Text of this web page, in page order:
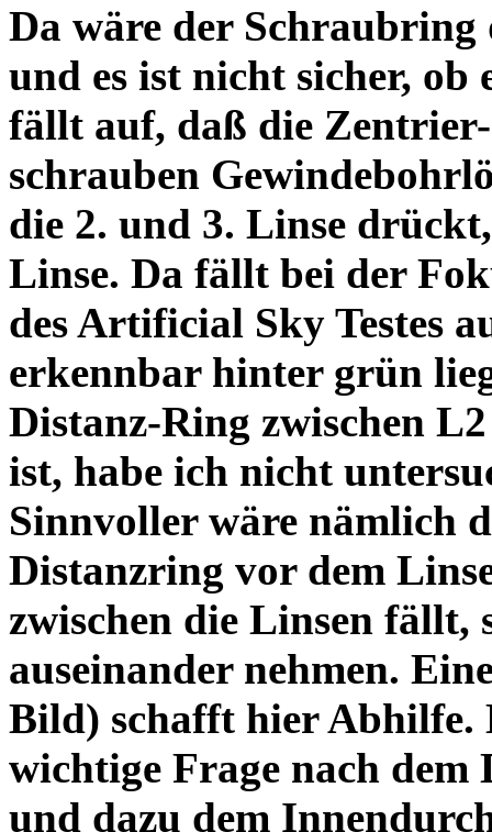
Da wäre der
und es ist nicht sicher,
fällt auf, daß die Zentrier-
schrauben
die 2. und 3. Linse
Linse. Da fällt bei der
des Artificial Sky Testes
erkennbar hinter grün
Distanz-Ring zwischen
ist, habe ich nicht
Sinnvoller wäre nämlich
Distanzring vor dem
zwischen die Linsen fällt,
auseinander nehmen.
Bild) schafft hier Abhilfe.
wichtige Frage nach dem
und dazu dem